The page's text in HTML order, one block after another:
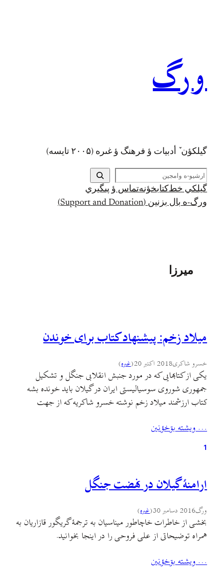
ورگ
گيلکؤن ٚ أدبیات ؤ فرهنگ ؤ غىره (۲۰۰۵ تايسه)
ج
س
ت
ج
گيلکي خط کتابخؤنهتماس ؤ پىگيري
ورگ-ه بال بزنين (Support and Donation)
میرزا
میلاد زخم: پیشنهاد کتاب برای خوندن
خسرو شاکری2018 اکتبر 20 (غىره)
یکی از کتابهایی که در مورد جنبش انقلابی جنگل و تشکیل
جمهوری شوروی سوسیالیستی ایران در گیلان باید خونده بشه
کتاب ارزشمند میلاد زخم نوشته خسرو شاکریه که از جهت
پژوهشگر در این زمینه یک نمونه بی مثاله. این پژوهش ضمن
نگاه انتقادیش…
… ويشته بۊخؤنين
1
ارامنهٔ گیلان در نهضت جنگل
ورگ2016 دسامبر 30 (غىره)
بخشی از خاطرات خاچاطور میناسیان به ترجمهٔ گریگور قازاریان به
همراه توضیحاتی از علی فروحی را در اینجا بخوانید.
… ويشته بۊخؤنين